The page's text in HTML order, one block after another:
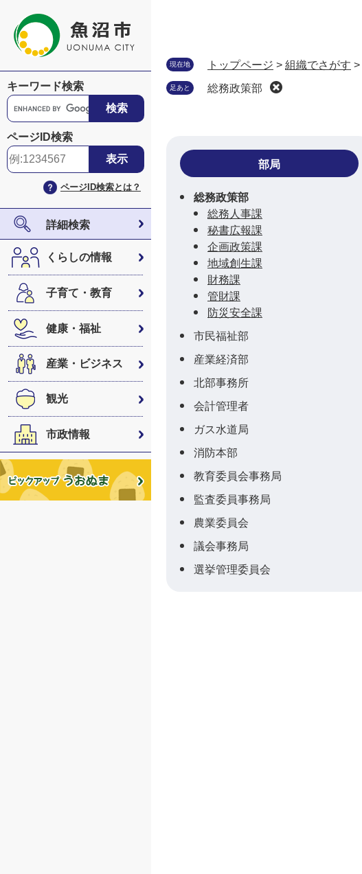
キーワード検索
G
o
o
g
ス
タ
ム
検
索
ページID検索
ページID検索とは？
詳細検索
くらしの情報
子育て・教育
健康・福祉
産業・ビジネス
観光
市政情報
現在地 トップページ > 組織でさがす >
足あと 総務政策部
部局
総務政策部
総務人事課
秘書広報課
企画政策課
地域創生課
財務課
管財課
防災安全課
市民福祉部
産業経済部
北部事務所
会計管理者
ガス水道局
消防本部
教育委員会事務局
監査委員事務局
農業委員会
議会事務局
選挙管理委員会